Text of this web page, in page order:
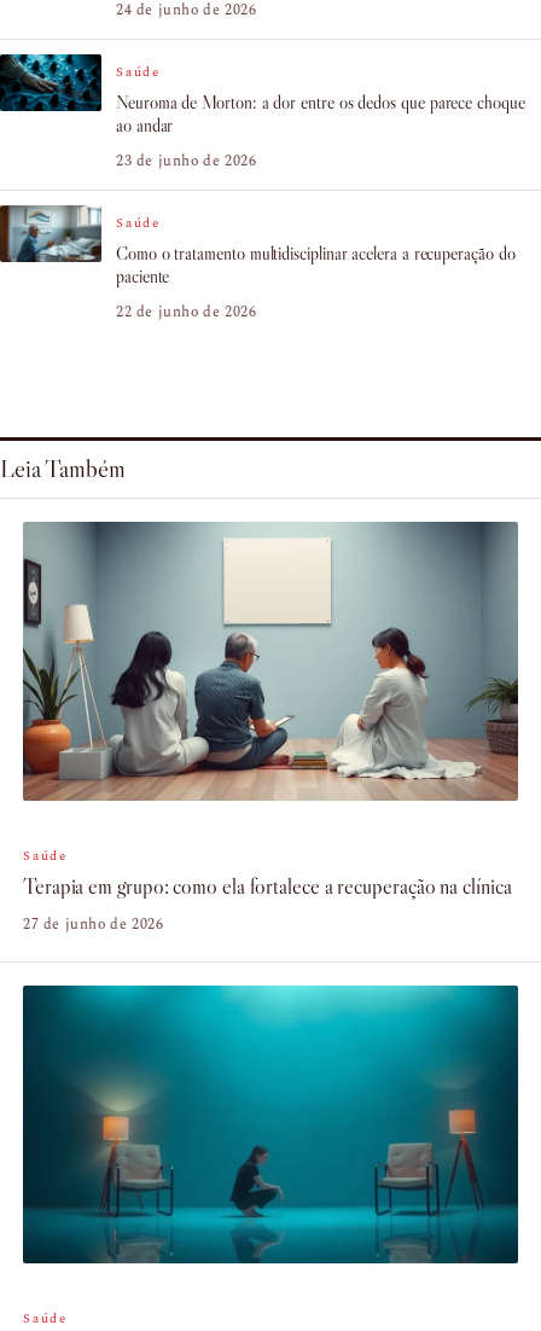
24 de junho de 2026
Saúde
Neuroma de Morton: a dor entre os dedos que parece choque
ao andar
23 de junho de 2026
Saúde
Como o tratamento multidisciplinar acelera a recuperação do
paciente
22 de junho de 2026
Leia Também
Saúde
Terapia em grupo: como ela fortalece a recuperação na clínica
27 de junho de 2026
Saúde